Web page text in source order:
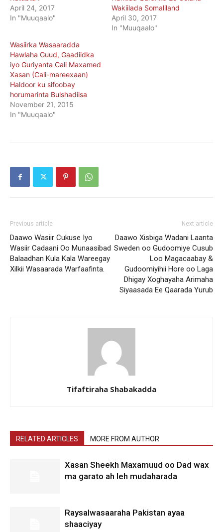
April 24, 2017
In "Muuqaalo"
Wakiilada Somaliland
April 30, 2017
In "Muuqaalo"
Wasiirka Wasaaradda
Hawlaha Guud, Gaadiidka
iyo Guriyanta Cali Maxamed
Xasan (Cali-mareexaan)
Haldoor ku sifoobay
horumarinta Bulshadiisa
November 21, 2015
In "Muuqaalo"
Previous article
Daawo Wasiir Cukuse Iyo
Wasiir Cadaani Oo Munaasibad
Balaadhan Kula Kala Wareegay
Xilkii Wasaarada Warfaafinta.
Next article
Daawo Xisbiga Wadani Laanta
Sweden oo Gudoomiye Cusub
Loo Magacaabay &
Gudoomiyihii Hore oo Laga
Dhigay Xoghayaha Arimaha
Siyaasada Ee Qaarada Yurub
Tifaftiraha Shabakadda
RELATED ARTICLES MORE FROM AUTHOR
Xasan Sheekh Maxamuud oo Dad wax
ma garato ah leh mudaharada
Raysalwasaaraha Pakistan ayaa
shaaciyay